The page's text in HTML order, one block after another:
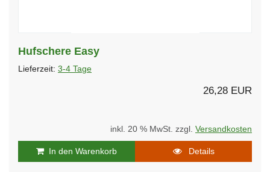
Hufschere Easy
Lieferzeit: 3-4 Tage
26,28 EUR
inkl. 20 % MwSt. zzgl. Versandkosten
In den Warenkorb Details